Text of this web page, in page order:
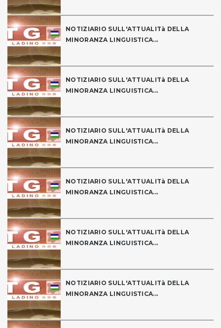
NOTIZIARIO SULL'ATTUALITà DELLA
MINORANZA LINGUISTICA...
NOTIZIARIO SULL'ATTUALITà DELLA
MINORANZA LINGUISTICA...
NOTIZIARIO SULL'ATTUALITà DELLA
MINORANZA LINGUISTICA...
NOTIZIARIO SULL'ATTUALITà DELLA
MINORANZA LINGUISTICA...
NOTIZIARIO SULL'ATTUALITà DELLA
MINORANZA LINGUISTICA...
NOTIZIARIO SULL'ATTUALITà DELLA
MINORANZA LINGUISTICA...